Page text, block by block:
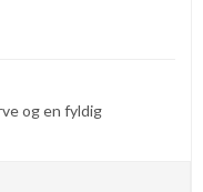
og en fyldig